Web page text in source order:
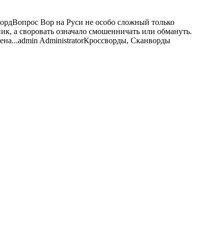
Вопрос Вор на Руси не особо сложный только
а своровать означало смошенничать или обмануть.
admin AdministratorКроссворды, Сканворды